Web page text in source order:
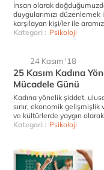
İnsan olarak
duygularımızı düzenlemek
karşılayan kişi/ler ile
Kategori : Psikoloji
24 Kasım '18
25 Kasım Kadına
Mücadele Günü
Kadına yönelik şiddet,
sınır, ekonomik gelişmişlik
ve kültürlerde yaygın
Kategori : Psikoloji